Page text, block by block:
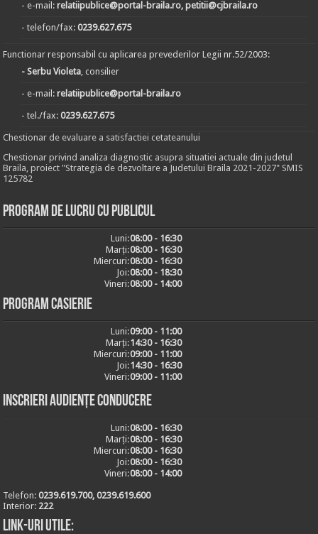
- e-mail:relatiipublice@portal-braila.ro, petitii@cjbraila.ro
- telefon/fax:0239.627.675
Functionar responsabil cu aplicarea prevederilor Legii nr.52/2003:
- Serbu Violeta, consilier
- e-mail:relatiipublice@portal-braila.ro
- tel./fax:0239.627.675
Chestionar de evaluare a satisfactiei cetateanului
Chestionar privind analiza diagnostic asupra situatiei actuale din judetul
Braila, proiect "Strategia de dezvoltare a Judetului Braila 2021-2027" SMIS
125782
Program de lucru cu publicul
Luni:08:00 - 16:30
Marți:08:00 - 16:30
Miercuri:08:00 - 16:30
Joi:08:00 - 18:30
Vineri:08:00 - 14:00
Program casierie
Luni:09:00 - 11:00
Marți:14:30 - 16:30
Miercuri:09:00 - 11:00
Joi:14:30 - 16:30
Vineri:09:00 - 11:00
Inscrieri audiențe conducere
Luni:08:00 - 16:30
Marți:08:00 - 16:30
Miercuri:08:00 - 16:30
Joi:08:00 - 16:30
Vineri:08:00 - 14:00
Telefon:0239.619.700, 0239.619.600
Interior: 222
Link-uri utile: